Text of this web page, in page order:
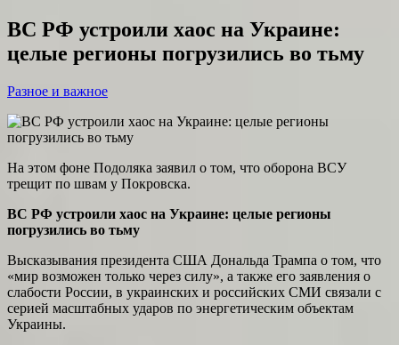
ВС РФ устроили хаос на Украине:
целые регионы погрузились во тьму
Разное и важное
На этом фоне Подоляка заявил о том, что оборона ВСУ
трещит по швам у Покровска.
ВС РФ устроили хаос на Украине: целые регионы
погрузились во тьму
Высказывания президента США Дональда Трампа о том, что
«мир возможен только через силу», а также его заявления о
слабости России, в украинских и российских СМИ связали с
серией масштабных ударов по энергетическим объектам
Украины.